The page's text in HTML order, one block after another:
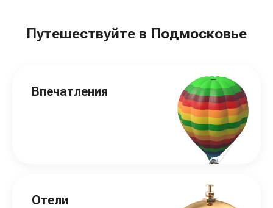
Путешествуйте в Подмосковье
Впечатления
Отели